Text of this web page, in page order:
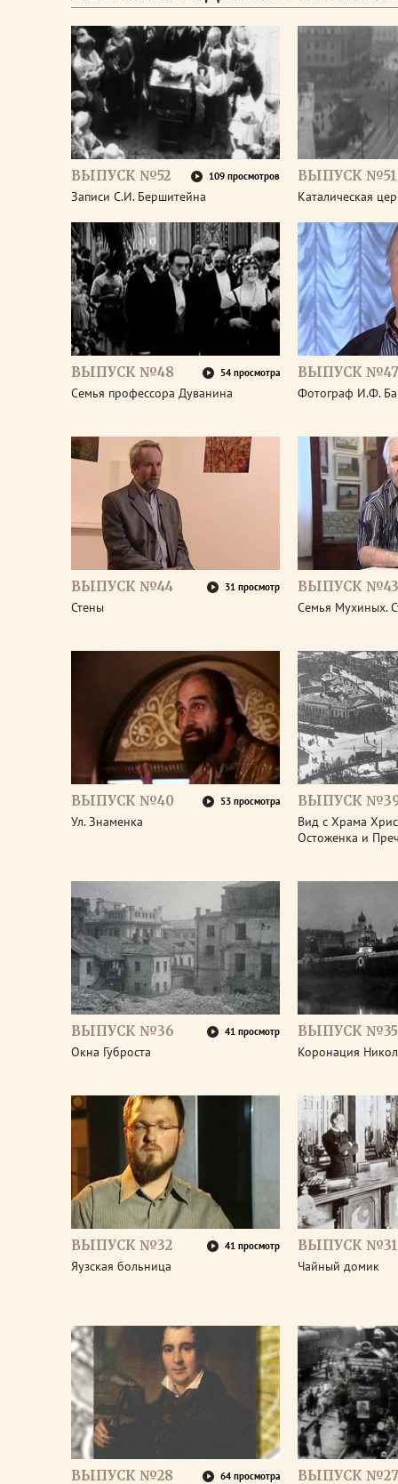
ВЫПУСК №52 109 просмотров
Записи С.И. Бершитейна
ВЫПУСК №51
Каталическая
ВЫПУСК №48 54 просмотра
Семья профессора Дуванина
ВЫПУСК №47
Фотограф И.Ф.
ВЫПУСК №44 31 просмотр
Стены
ВЫПУСК №43
Семья Мухиных.
ВЫПУСК №40 53 просмотра
Ул. Знаменка
ВЫПУСК
Вид с Храма
Остоженка и
ВЫПУСК №36 41 просмотр
Окна Губроста
ВЫПУСК №35
Коронация
ВЫПУСК №32 41 просмотр
Яузская больница
ВЫПУСК №31
Чайный домик
ВЫПУСК №28 64 просмотра ВЫПУСК №27